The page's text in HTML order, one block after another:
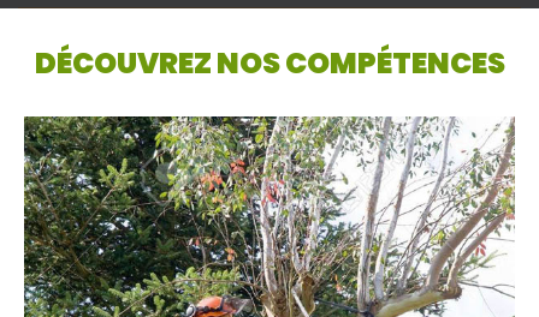
DÉCOUVREZ NOS COMPÉTENCES